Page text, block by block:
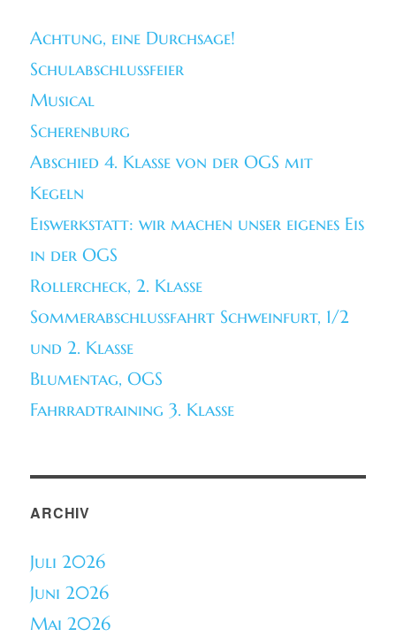
Achtung, eine Durchsage!
Schulabschlussfeier
Musical
Scherenburg
Abschied 4. Klasse von der OGS mit
Kegeln
Eiswerkstatt: wir machen unser eigenes Eis
in der OGS
Rollercheck, 2. Klasse
Sommerabschlussfahrt Schweinfurt, 1/2
und 2. Klasse
Blumentag, OGS
Fahrradtraining 3. Klasse
ARCHIV
Juli 2026
Juni 2026
Mai 2026